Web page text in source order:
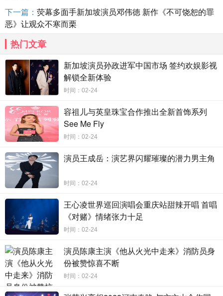
果tv开播，《五福临门》故事背景在北宋仁宗时期，讲述了富
户郦家娘子举家远迁至汴京，郦娘子一生最得意的事便是家
有五位如花似玉的千金，她的心愿就是为五位千金寻觅良
缘，中间波折不断，笑料频出，最终心想事成。剧中孙政饰
演富家公子严子美，曾在一日无意间路过洛阳郦家门口时，
被正在荡秋千的大娘寿华所吸引，一见倾心，从此记在心
间，誓要将大娘寿华娶进家门，为了大娘寿华，严子美从洛
下一篇： 荧幕多面手新加坡演员邓伟徳 新作《不可饶恕的罪
恶》让观众不寒而栗
热门文章
新加坡演员孙政进军中国市场 签约欢娱影视
解锁全新体验
时间：02-24
容祖儿与英皇珠宝合作推出全新首饰系列
See Me Fly
时间：02-24
演员王成岳：演艺界闪耀璀璨的潜力男主角
时间：02-24
王心凌世界巡回演唱会重庆站甜辣开唱 首唱
《对赌》情绪张力十足
时间：02-24
演员陈康主演《他从火光中走来》消防员身
份被赞惊喜不断
时间：02-24